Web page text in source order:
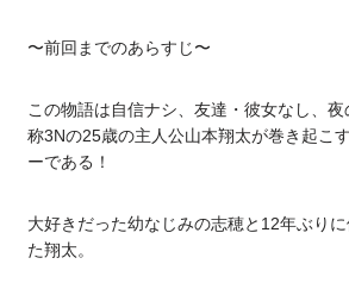
〜前回までのあらすじ〜
この物語は自信ナシ、友達・彼女なし、
称3Nの25歳の主人公山本翔太が巻き起こ
ーである！
大好きだった幼なじみの志穂と12年ぶり
た翔太。